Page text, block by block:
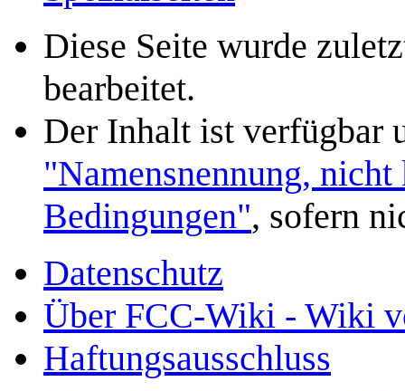
Diese Seite wurde
bearbeitet.
Der Inhalt ist verfügbar
"Namensnennung,
Bedingungen", sofern
Datenschutz
Über FCC-Wiki - Wiki
Haftungsausschluss